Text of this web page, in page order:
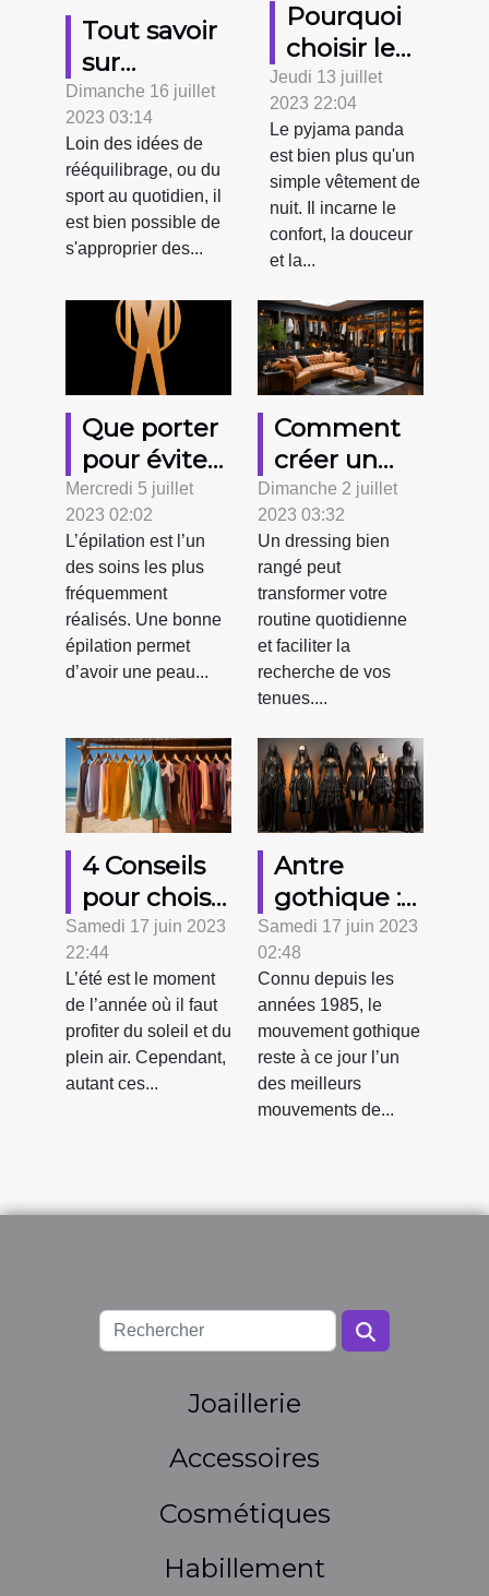
Tout savoir
sur
l’efficacité
des
vêtements
amincissants
Dimanche 16 juillet
2023 03:14
Loin des idées de
rééquilibrage, ou du
sport au quotidien, il
est bien possible de
s'approprier des...
Pourquoi
choisir le
pyjama
panda ?
Jeudi 13 juillet
2023 22:04
Le pyjama panda
est bien plus qu'un
simple vêtement de
nuit. Il incarne le
confort, la douceur
et la...
Que porter
pour éviter
les
irritations
après une
épilation ?
Mercredi 5 juillet
2023 02:02
L’épilation est l’un
des soins les plus
fréquemment
réalisés. Une bonne
épilation permet
d’avoir une peau...
Comment
créer un
dressing
bien rangé
et
fonctionnel
?
Dimanche 2 juillet
2023 03:32
Un dressing bien
rangé peut
transformer votre
routine quotidienne
et faciliter la
recherche de vos
tenues....
4 Conseils
pour choisir
vos
vêtements
d’été
Samedi 17 juin 2023
22:44
L’été est le moment
de l’année où il faut
profiter du soleil et du
plein air. Cependant,
autant ces...
Antre
gothique :
Comment
choisir vos
vêtements
gothiques
tendance ?
Samedi 17 juin 2023
02:48
Connu depuis les
années 1985, le
mouvement gothique
reste à ce jour l’un
des meilleurs
mouvements de...
Joaillerie
Accessoires
Cosmétiques
Habillement